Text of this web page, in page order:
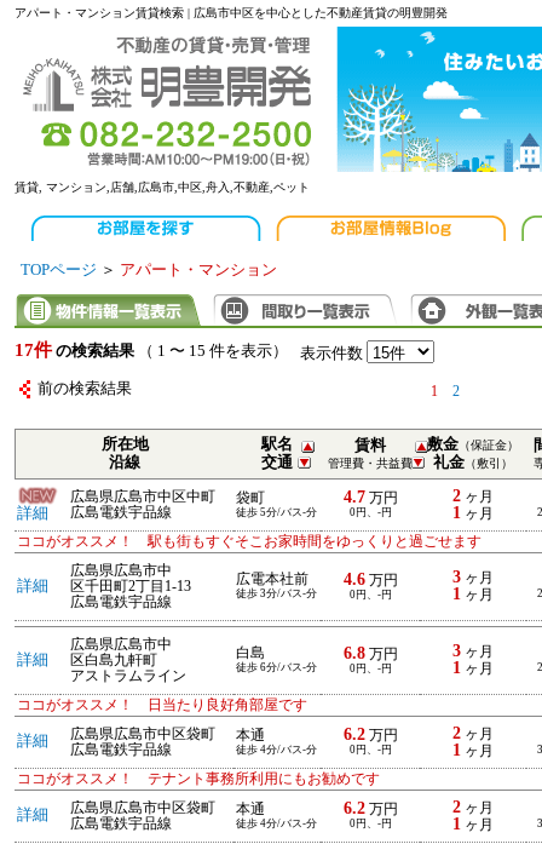
アパート・マンション賃貸検索 | 広島市中区を中心とした不動産賃貸の明豊開発
賃貸, マンション,店舗,広島市,中区,舟入,不動産,ペット
TOPページ ＞ アパート・マンション
17件 の検索結果 （ 1 〜 15 件を表示） 表示件数
前の検索結果 1 2
所在地
沿線
駅名
交通
賃料
管理費・共益費
敷金 （保証金）
礼金 （敷引）
詳細
広島県広島市中区中町
広島電鉄宇品線
袋町
徒歩 5分/バス-分
4.7万円
0円、-円
2 ヶ月
1 ヶ月
ココがオススメ！ 駅も街もすぐそこお家時間をゆっくりと過ごせます
詳細
広島県広島市中
区千田町2丁目1-13
広島電鉄宇品線
広電本社前
徒歩 3分/バス-分
4.6万円
0円、-円
3 ヶ月
1 ヶ月
詳細
広島県広島市中
区白島九軒町
アストラムライン
白島
徒歩 6分/バス-分
6.8万円
0円、-円
3 ヶ月
1 ヶ月
ココがオススメ！ 日当たり良好角部屋です
詳細
広島県広島市中区袋町
広島電鉄宇品線
本通
徒歩 4分/バス-分
6.2万円
0円、-円
2 ヶ月
1 ヶ月
ココがオススメ！ テナント事務所利用にもお勧めです
詳細
広島県広島市中区袋町
広島電鉄宇品線
本通
徒歩 4分/バス-分
6.2万円
0円、-円
2 ヶ月
1 ヶ月